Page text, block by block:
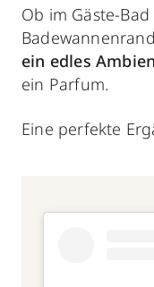
Ob im Gäste-
ein edles
ein Parfum.
Eine perfekte